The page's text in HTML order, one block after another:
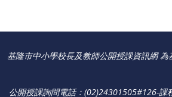
基隆市中小學校長及教師公開授課資訊網 為
公開授課詢問電話：(02)24301505#126-課